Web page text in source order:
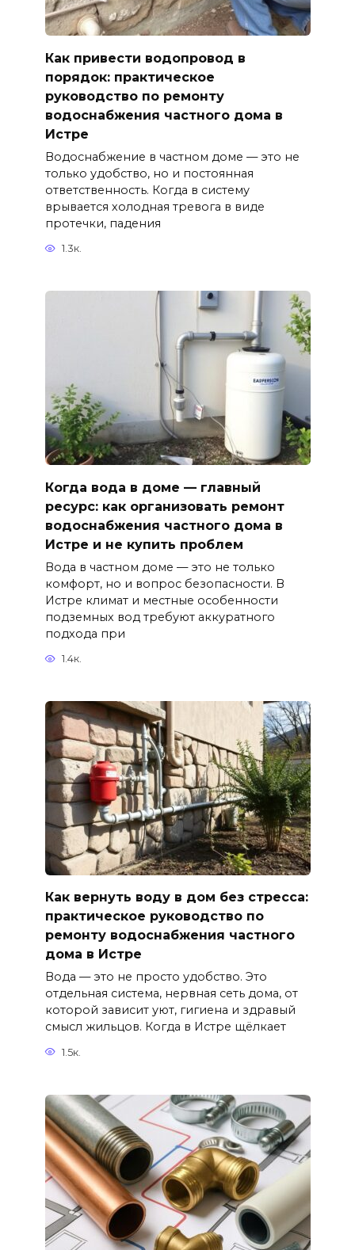
Как привести водопровод в
порядок: практическое
руководство по ремонту
водоснабжения частного дома в
Истре
Водоснабжение в частном доме — это не
только удобство, но и постоянная
ответственность. Когда в систему
врывается холодная тревога в виде
протечки, падения
1.3к.
Когда вода в доме — главный
ресурс: как организовать ремонт
водоснабжения частного дома в
Истре и не купить проблем
Вода в частном доме — это не только
комфорт, но и вопрос безопасности. В
Истре климат и местные особенности
подземных вод требуют аккуратного
подхода при
1.4к.
Как вернуть воду в дом без стресса:
практическое руководство по
ремонту водоснабжения частного
дома в Истре
Вода — это не просто удобство. Это
отдельная система, нервная сеть дома, от
которой зависит уют, гигиена и здравый
смысл жильцов. Когда в Истре щёлкает
1.5к.